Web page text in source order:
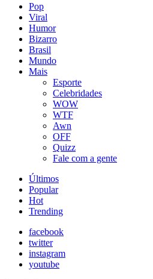
Pop
Viral
Humor
Bizarro
Brasil
Mundo
Mais
Esporte
Celebridades
WOW
WTF
Awn
OFF
Quizz
Fale com a gente
Últimos
Popular
Hot
Trending
facebook
twitter
instagram
youtube